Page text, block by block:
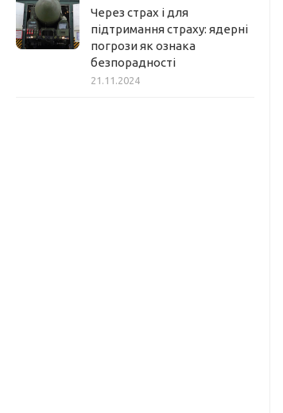
Через страх і для
підтримання страху: ядерні
погрози як ознака
безпорадності
21.11.2024